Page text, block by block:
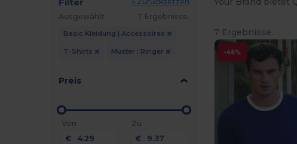
Ausgewählt
7 Ergebnisse.
Basic Kleidung | Accessoires
T-Shirts Muster : Ringer
Preis
Von
€
Zu
€
7 Ergebnisse.
-46%